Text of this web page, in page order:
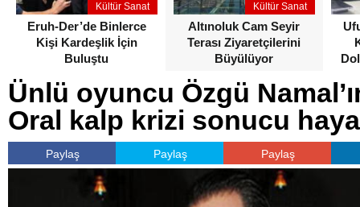
Kültür Sanat
Eruh-Der’de Binlerce
Kişi Kardeşlik İçin
Buluştu
Kültür Sanat
Altınoluk Cam Seyir
Terası Ziyaretçilerini
Büyülüyor
Ünlü oyuncu Özgü
Oral kalp krizi sonucu
Paylaş Paylaş Paylaş